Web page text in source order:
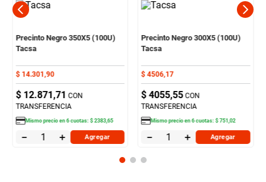
Precinto Negro 350X5 (100U)
Tacsa
$ 14.301 ,90
$ 12.871,71 CON
TRANSFERENCIA
Mismo precio en6cuotas:$ 2383,65
＋
－ Agregar
Precinto Negro 300X5 (100U)
Tacsa
$ 4506,17
$ 4055,55 CON
TRANSFERENCIA
Mismo precio en6cuotas:$ 751 ,02
＋
－ Agregar